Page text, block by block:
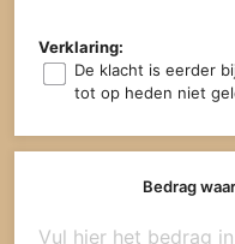
Verklaring:
De klacht is eerder
tot op heden niet
Bedrag